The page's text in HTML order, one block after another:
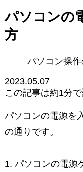
パソコンの
方
パソコン操
2023.05.07
この記事は約1分
パソコンの電源を
の通りです。
1. パソコンの電源